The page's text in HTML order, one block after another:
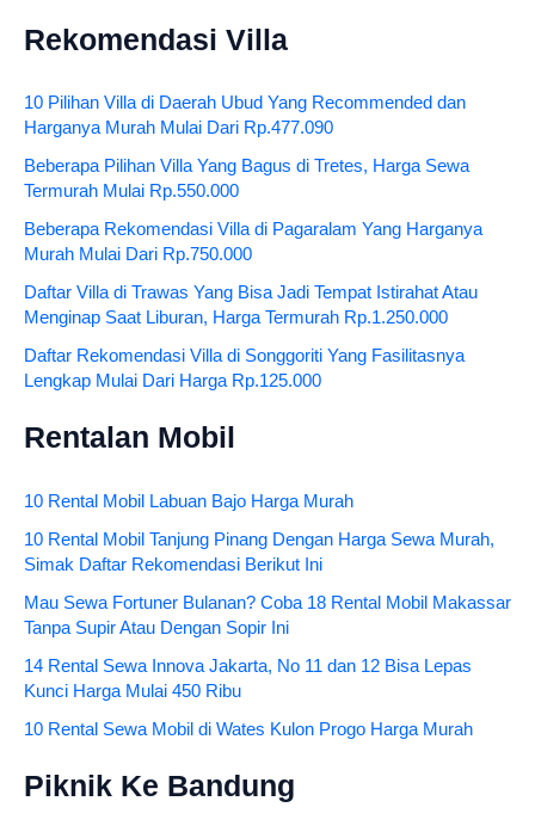
Rekomendasi Villa
10 Pilihan Villa di Daerah Ubud Yang Recommended dan
Harganya Murah Mulai Dari Rp.477.090
Beberapa Pilihan Villa Yang Bagus di Tretes, Harga Sewa
Termurah Mulai Rp.550.000
Beberapa Rekomendasi Villa di Pagaralam Yang Harganya
Murah Mulai Dari Rp.750.000
Daftar Villa di Trawas Yang Bisa Jadi Tempat Istirahat Atau
Menginap Saat Liburan, Harga Termurah Rp.1.250.000
Daftar Rekomendasi Villa di Songgoriti Yang Fasilitasnya
Lengkap Mulai Dari Harga Rp.125.000
Rentalan Mobil
10 Rental Mobil Labuan Bajo Harga Murah
10 Rental Mobil Tanjung Pinang Dengan Harga Sewa Murah,
Simak Daftar Rekomendasi Berikut Ini
Mau Sewa Fortuner Bulanan? Coba 18 Rental Mobil Makassar
Tanpa Supir Atau Dengan Sopir Ini
14 Rental Sewa Innova Jakarta, No 11 dan 12 Bisa Lepas
Kunci Harga Mulai 450 Ribu
10 Rental Sewa Mobil di Wates Kulon Progo Harga Murah
Piknik Ke Bandung